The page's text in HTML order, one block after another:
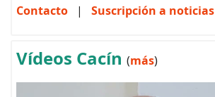
Contacto | Suscripción a noticias
Vídeos Cacín (más)